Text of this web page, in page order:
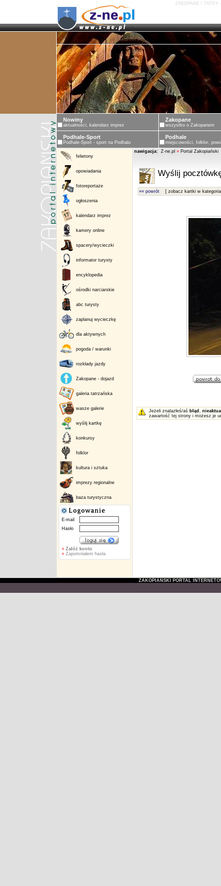
ZAKOPANE I TATRY
Nowiny
aktualności, kalendarz imprez
Zakopane
wszystko o Zakopanem
Podhale-Sport
Podhale-Sport - sport na Podhalu
Podhale
miejscowości, folklor,
felietony
opowiadania
fotoreportaże
ogłoszenia
kalendarz imprez
kamery online
spacery/wycieczki
informator turysty
encyklopedia
ośrodki narciarskie
abc turysty
zaplanuj wycieczkę
dla aktywnych
pogoda / warunki
rozkłady jazdy
Zakopane - dojazd
galeria tatrzańska
wasze galerie
wyślij kartkę
konkursy
folklor
kultura i sztuka
imprezy regionalne
baza turystyczna
E-mail
Hasło
» Załóż konto
»Zapomniałem hasła
nawigacja: Z-ne.pl » Portal Zakopiański
Wyślij
«« powrót [ zobacz kartki w
Jeżeli znalazłeś/aś błąd ,
zawartość tej strony i możesz je
ZAKOPIAŃSKI PORTAL